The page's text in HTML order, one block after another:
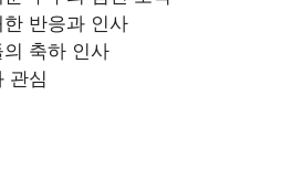
반응과 인사
축하 인사
관심